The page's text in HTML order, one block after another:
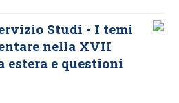
Studi - I temi
nella XVII
e questioni